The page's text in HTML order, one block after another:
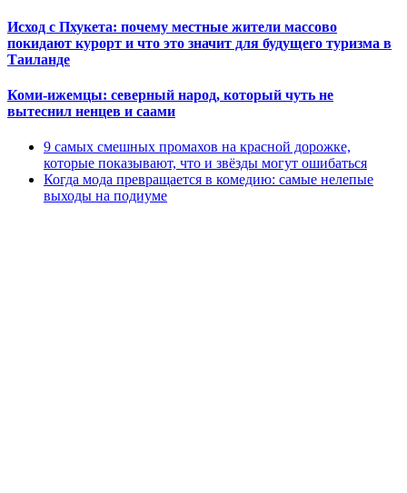
Исход с Пхукета: почему местные жители массово
покидают курорт и что это значит для будущего туризма в
Таиланде
Коми-ижемцы: северный народ, который чуть не
вытеснил ненцев и саами
9 самых смешных промахов на красной дорожке,
которые показывают, что и звёзды могут ошибаться
Когда мода превращается в комедию: самые нелепые
выходы на подиуме